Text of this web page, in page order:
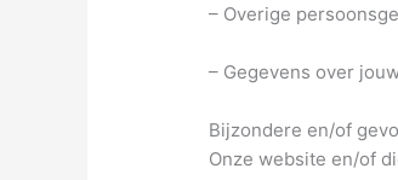
– Overige
– Gegevens over
Bijzondere en/of
Onze website en/of